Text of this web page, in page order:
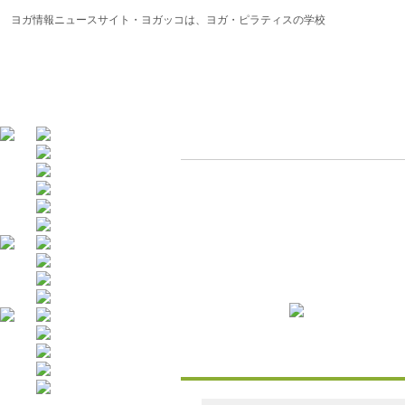
ヨガ情報ニュースサイト・ヨガッコは、ヨガ・ピラティスの学校